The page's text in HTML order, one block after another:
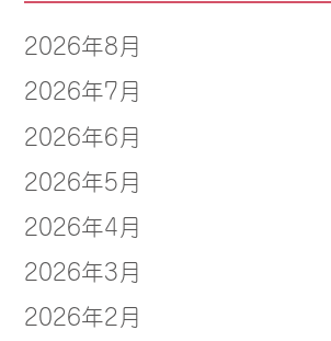
2026年8月
2026年7月
2026年6月
2026年5月
2026年4月
2026年3月
2026年2月